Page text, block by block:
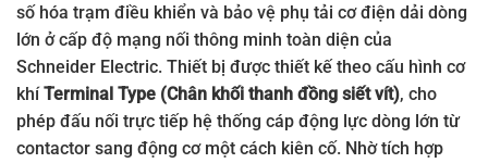
số hóa trạm điều khiển và bảo vệ phụ tải cơ điện dải dòng
lớn ở cấp độ mạng nối thông minh toàn diện của
Schneider Electric. Thiết bị được thiết kế theo cấu hình cơ
khíTerminal Type (Chân khối thanh đồng siết vít), cho
phép đấu nối trực tiếp hệ thống cáp động lực dòng lớn từ
contactor sang động cơ một cách kiên cố. Nhờ tích hợp